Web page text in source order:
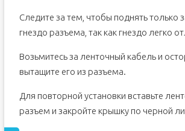
Следите за тем, чтобы поднять только
гнездо разъема, так как гнездо легко
Возьмитесь за ленточный кабель и
вытащите его из разъема.
Для повторной установки вставьте
разъем и закройте крышку по черной